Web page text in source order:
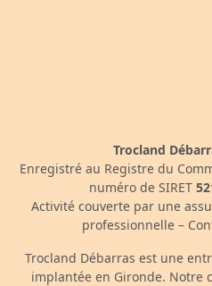
Trocland
Enregistré au Registre du
numéro de SIRET
Activité couverte par une
professionnelle –
Trocland Débarras est une
implantée en Gironde. Notre